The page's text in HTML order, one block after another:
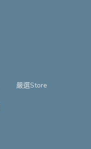
嚴選Store